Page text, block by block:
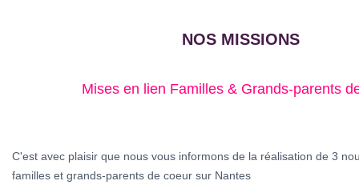
NOS MISSIONS
Mises en lien Familles & Grands-parents
C'est avec plaisir que nous vous informons de la réalisation de 3
familles et grands-parents de coeur sur Nantes